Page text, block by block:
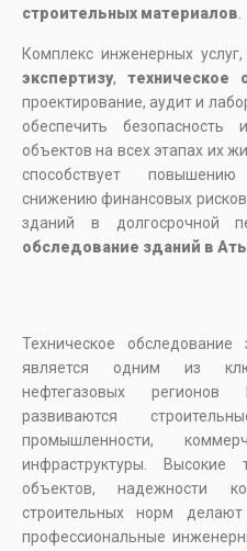
строительных материалов
Комплекс инженерных
экспертизу, техническое
проектирование, аудит и
обеспечить безопасность
объектов на всех этапах их
способствует
снижению финансовых
зданий в долгосрочной
обследование зданий в
Техническое
является одним из
нефтегазовых регионов
развиваются
промышленности,
инфраструктуры. Высокие
объектов, надежности
строительных норм
профессиональные